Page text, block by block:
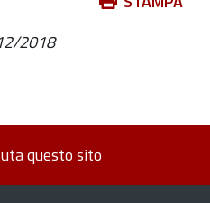
2018
questo sito